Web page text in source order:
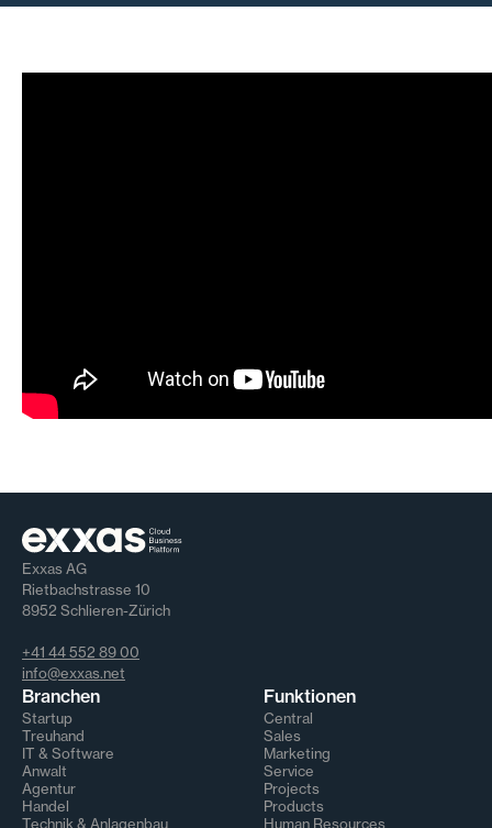
Exxas AG
Rietbachstrasse 10
8952 Schlieren-Zürich
+41 44 552 89 00
info@exxas.net
Branchen
Startup
Treuhand
IT & Software
Anwalt
Agentur
Handel
Technik & Anlagenbau
Funktionen
Central
Sales
Marketing
Service
Projects
Products
Human Resources